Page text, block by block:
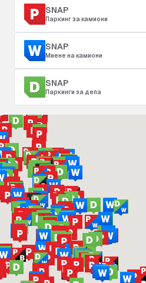
SNAP
Паркинг за камиони
SNAP
Миене на камиони
SNAP
Паркинги за депа